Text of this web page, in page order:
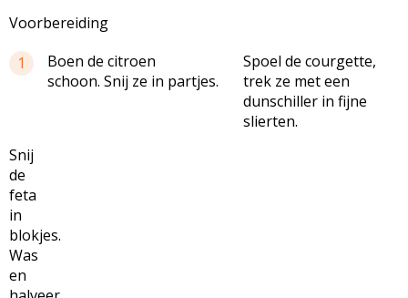
Voorbereiding
1
Boen de citroen
schoon. Snij ze in partjes.
Spoel de courgette,
trek ze met een
dunschiller in fijne
slierten.
Snij
de
feta
in
blokjes.
Was
en